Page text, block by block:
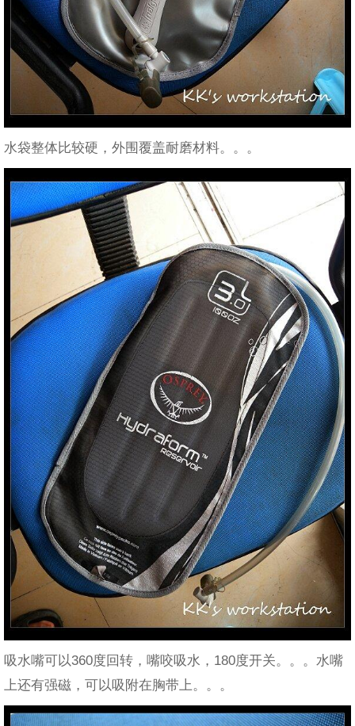
水袋整体比较硬，外围覆盖耐磨材料。。。
吸水嘴可以360度回转，嘴咬吸水，180度开关。。。水嘴
上还有强磁，可以吸附在胸带上。。。